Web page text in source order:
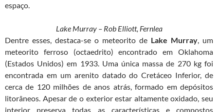
espaço.
Lake Murray – Rob Elliott, Fernlea
Dentre esses, destaca-se o meteorito de Lake Murray, um
meteorito ferroso (octaedrito) encontrado em Oklahoma
(Estados Unidos) em 1933. Uma única massa de 270 kg foi
encontrada em um arenito datado do Cretáceo Inferior, de
cerca de 120 milhões de anos atrás, formado em depósitos
litorâneos. Apesar de o exterior estar altamente oxidado, seu
interior preserva todas as características e compostos